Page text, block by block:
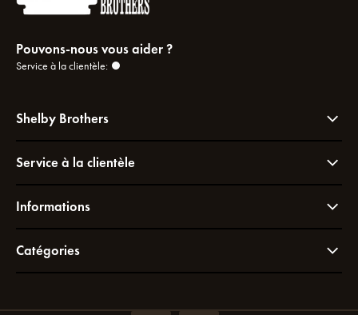
Pouvons-nous vous aider ?
Service à la clientèle:
Shelby Brothers
Service à la clientèle
Informations
Catégories